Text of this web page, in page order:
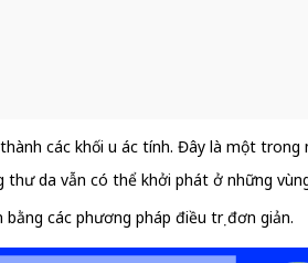
các khối u ác tính. Đây là một
da vẫn có thể khởi phát ở những
các phương pháp điều trị đơn giản.